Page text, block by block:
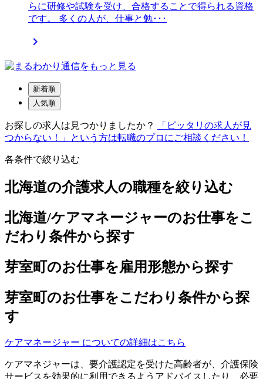
らに研修や試験を受け、合格することで得られる資格
です。 多くの人が、仕事と勉･･･

新着順
人気順
お探しの求人は見つかりましたか？
「ピッタリの求人が見
つからない！」という方は転職のプロにご相談ください！
各条件で絞り込む
北海道の介護求人の職種を絞り込む
北海道/ケアマネージャーのお仕事をこ
だわり条件から探す
芽室町のお仕事を雇用形態から探す
芽室町のお仕事をこだわり条件から探
す
ケアマネージャー についての詳細はこちら
ケアマネジャーは、要介護認定を受けた高齢者が、介護保険
サービスを効果的に利用できるようアドバイスしたり、必要